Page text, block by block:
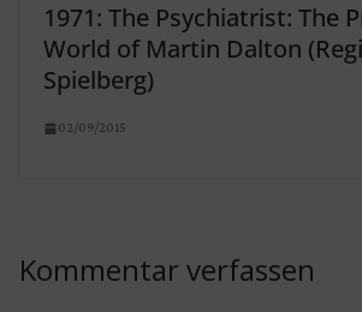
1971: The Psychiatrist: The
World of Martin Dalton
Spielberg)
02/09/2015
Kommentar verfassen